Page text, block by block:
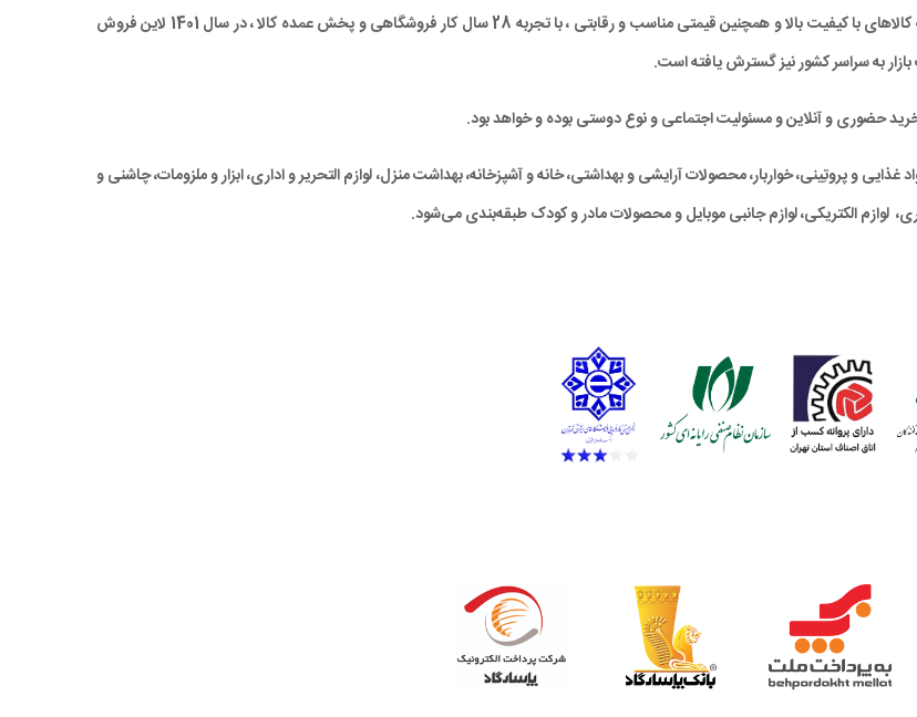
مناسب)، صرفه جویی در زمان و در نهایت کاهش ترددهای درون شهری، با ارائه کالاهای با کیفیت بالا و همچنین قیمتی مناسب و رقابتی ، با تجربه 28 سال کار فروشگاهی و پخش عمده کالا ، در سال 1401 لاین فروش
حضوری و آنلاین و مسئولیت اجتماعی و نوع دوستی بوده و خواهد بود.
و پروتِینی، خواربار، محصولات آرایشی و بهداشتی، خانه و آشپزخانه، بهداشت منزل، لوازم التحریر و اداری، ابزار و ملزومات، چاشنی و
لوازم الکتریکی، لوازم جانبی موبایل و محصولات مادر و کودک طبقه‌بندی می‌شود.